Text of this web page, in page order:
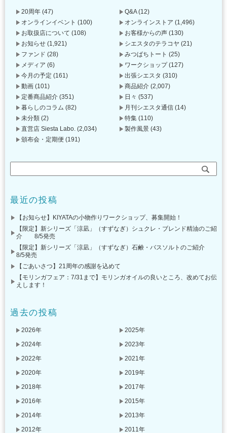
20周年 (47) Q&A(12)
オンラインイベント (100) オンラインストア (1,496)
お取扱店について (108) お客様からの声 (130)
お知らせ (1,921) シエスタのテラコヤ (21)
ファンド (28) みつばちトート (25)
メディア (6) ワークショップ(127)
今月の予定 (161) 出張シエスタ (310)
動画 (101) 商品紹介 (2,007)
定番商品紹介 (351) 日々 (537)
暮らしのコラム (82) 月刊シエスタ通信 (14)
未分類 (2) 特集 (110)
直営店 Siesta Labo. (2,034) 製作風景 (43)
頒布会・定期便 (191)
最近の投稿
【お知らせ】KIYATAの小物作りワークショップ、募集開始！
【限定】新シリーズ「涼凪」（すずなぎ）シュクレ・ブレンド精油のご紹
介 8/5発売
【限定】新シリーズ「涼凪」（すずなぎ）石鹸・バスソルトのご紹介
8/5発売
【ごあいさつ】21周年の感謝を込めて
【モリンガフェア：7/31まで】モリンガオイルの良いところ、改めてお伝
えします！
過去の投稿
2026年
2025年
2024年
2023年
2022年
2021年
2020年
2019年
2018年
2017年
2016年
2015年
2014年
2013年
2012年
2011年